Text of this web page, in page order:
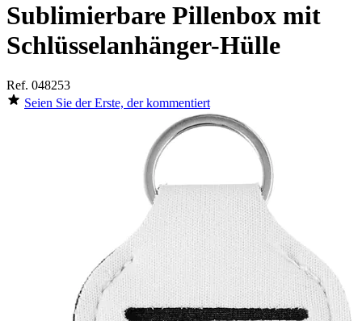
Sublimierbare Pillenbox mit
Schlüsselanhänger-Hülle
Ref. 048253
Seien Sie der Erste, der kommentiert